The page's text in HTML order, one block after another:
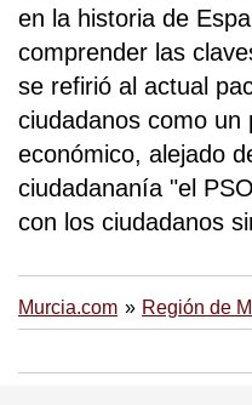
en la historia de
comprender las
se refirió al actual
ciudadanos como un
económico, alejado
ciudadananía "el
con los ciudadanos
Murcia.com Región de